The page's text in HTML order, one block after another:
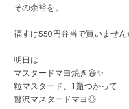
その余裕を。
福すけ550円弁当で買いません
明日は
マスタードマヨ焼き😆✨
粒マスタード、1瓶つかって
贅沢マスタードマヨ◎